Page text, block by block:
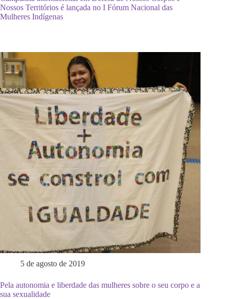
Nossos Territórios é lançada no I Fórum Nacional das
Mulheres Indígenas
5 de agosto de 2019
Pela autonomia e liberdade das mulheres sobre o seu corpo e a
sua sexualidade